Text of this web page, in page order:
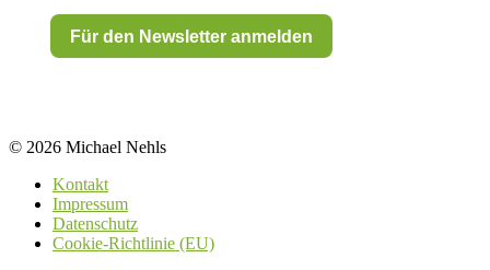
Für den Newsletter anmelden
© 2026 Michael Nehls
Kontakt
Impressum
Datenschutz
Cookie-Richtlinie (EU)